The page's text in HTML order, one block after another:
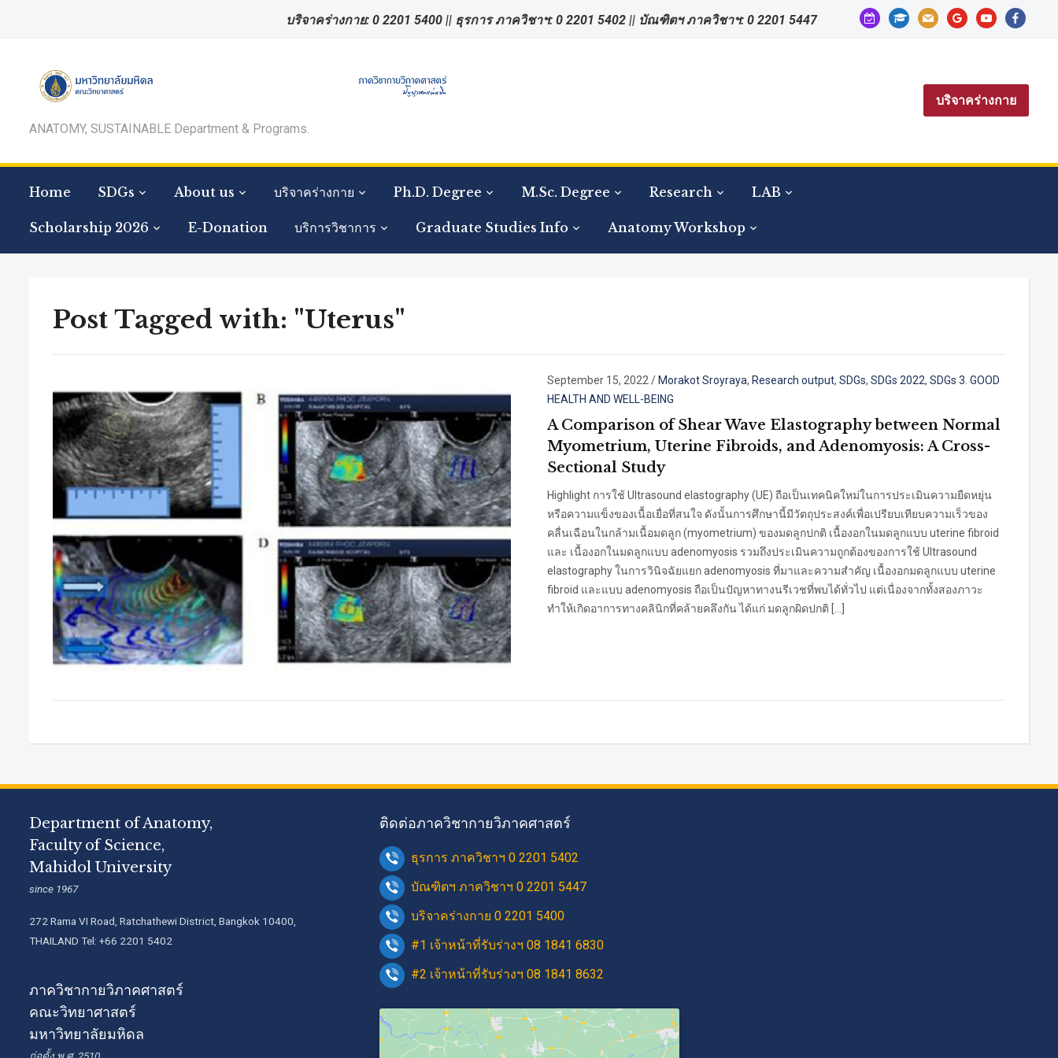
calendar-
check-
graduation-
cap
mail googleyoutubefacebook
บริจาคร่างกาย: 0 2201 5400 || ธุรการ ภาควิชาฯ: 0 2201 5402 || บัณฑิตฯ ภาควิชาฯ: 0 2201 5447
ANATOMY, SUSTAINABLE Department & Programs.
บริจาคร่างกาย
Home SDGs About us บริจาคร่างกาย Ph.D. Degree M.Sc. Degree Research LAB
Scholarship 2026 E-Donation บริการวิชาการ Graduate Studies Info Anatomy Workshop
Post Tagged with: "Uterus"
September 15, 2022 /Morakot Sroyraya,Research output,SDGs,SDGs 2022,SDGs 3. GOOD
HEALTH AND WELL-BEING
A Comparison of Shear Wave Elastography between Normal
Myometrium, Uterine Fibroids, and Adenomyosis: A Cross-
Sectional Study
Highlight การใช้ Ultrasound elastography (UE) ถือเป็นเทคนิคใหม่ในการประเมินความยืดหยุ่น
หรือความแข็งของเนื้อเยื่อที่สนใจ ดังนั้นการศึกษานี้มีวัตถุประสงค์เพื่อเปรียบเทียบความเร็วของ
คลื่นเฉือนในกล้ามเนื้อมดลูก (myometrium) ของมดลูกปกติ เนื้องอกในมดลูกแบบ uterine fibroid
และ เนื้องอกในมดลูกแบบ adenomyosis รวมถึงประเมินความถูกต้องของการใช้ Ultrasound
elastography ในการวินิจฉัยแยก adenomyosis ที่มาและความสำคัญ เนื้องอกมดลูกแบบ uterine
fibroid และแบบ adenomyosis ถือเป็นปัญหาทางนรีเวชที่พบได้ทั่วไป แต่เนื่องจากทั้งสองภาวะ
ทำให้เกิดอาการทางคลินิกที่คล้ายคลึงกัน ได้แก่ มดลูกผิดปกติ […]
Department of Anatomy,
Faculty of Science,
Mahidol University
since 1967
272 Rama VI Road, Ratchathewi District, Bangkok 10400,
THAILAND Tel: +66 2201 5402
ภาควิชากายวิภาคศาสตร์
คณะวิทยาศาสตร์
มหาวิทยาลัยมหิดล
ติดต่อภาควิชากายวิภาคศาสตร์
ธุรการ ภาควิชาฯ 0 2201 5402
บัณฑิตฯ ภาควิชาฯ 0 2201 5447
บริจาคร่างกาย 0 2201 5400
#1 เจ้าหน้าที่รับร่างฯ 08 1841 6830
#2 เจ้าหน้าที่รับร่างฯ 08 1841 8632